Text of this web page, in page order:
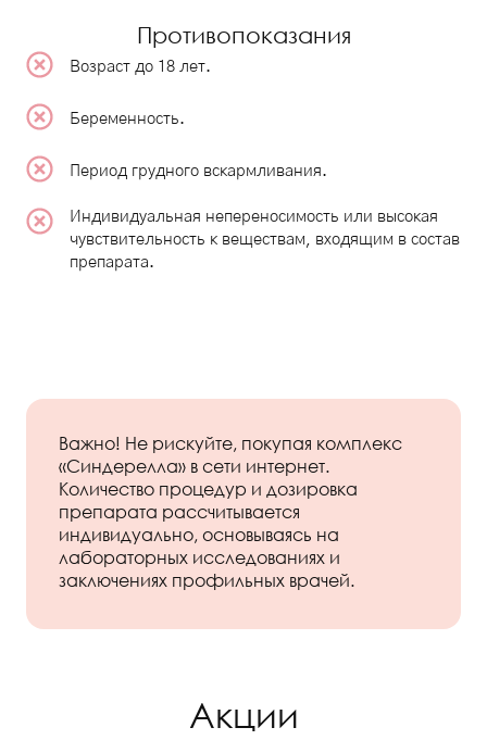
Противопоказания
Возраст до 18 лет.
Беременность.
Период грудного вскармливания.
Индивидуальная непереносимость или высокая
чувствительность к веществам, входящим в состав
препарата.
Важно! Не рискуйте, покупая комплекс
«Синдерелла» в сети интернет.
Количество процедур и дозировка
препарата рассчитывается
индивидуально, основываясь на
лабораторных исследованиях и
заключениях профильных врачей.
Акции